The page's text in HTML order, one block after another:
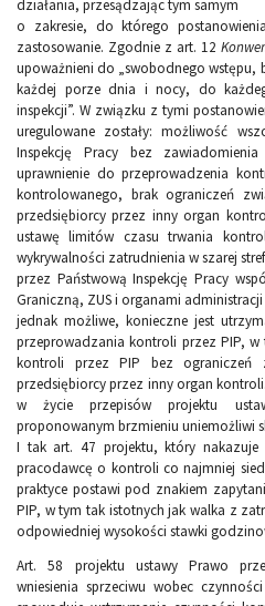
działania, przesądzając tym samym
o zakresie, do którego
zastosowanie. Zgodnie z art. 12
upoważnieni do „swobodnego
każdej porze dnia i nocy, do
inspekcji”. W związku z tymi
uregulowane zostały: możliwość
Inspekcję Pracy bez
uprawnienie do przeprowadzenia
kontrolowanego, brak ograniczeń
przedsiębiorcy przez inny organ
ustawę limitów czasu trwania
wykrywalności zatrudnienia w szarej
przez Państwową Inspekcję Pracy
Graniczną, ZUS i organami
jednak możliwe, konieczne jest
przeprowadzania kontroli przez PIP,
kontroli przez PIP bez ograniczeń
przedsiębiorcy przez inny organ
w życie przepisów projektu
proponowanym brzmieniu uniemożliwi
I tak art. 47 projektu, który nakazuje
pracodawcę o kontroli co najmniej
praktyce postawi pod znakiem
PIP, w tym tak istotnych jak walka z
odpowiedniej wysokości stawki
Art. 58 projektu ustawy Prawo
wniesienia sprzeciwu wobec